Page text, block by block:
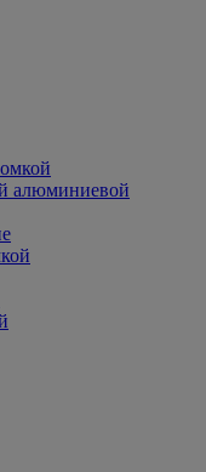
алюминиевой